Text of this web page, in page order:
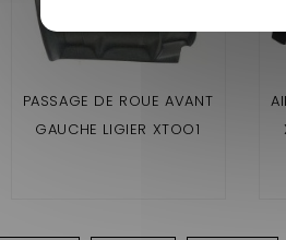
PASSAGE DE ROUE AVANT
GAUCHE LIGIER XTOO1